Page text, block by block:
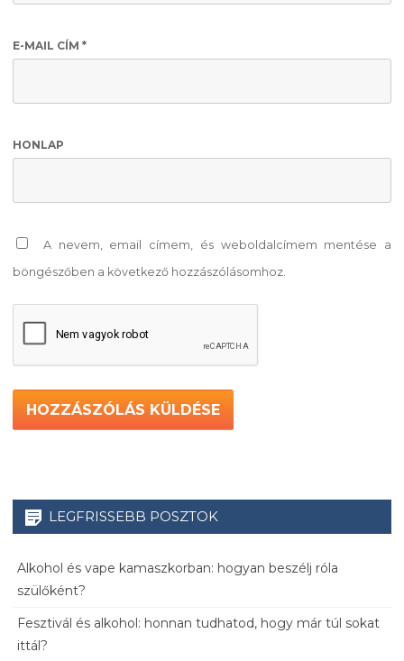
E-MAIL CÍM *
HONLAP
A nevem, email címem, és weboldalcímem mentése a
böngészőben a következő hozzászólásomhoz.
LEGFRISSEBB POSZTOK
Alkohol és vape kamaszkorban: hogyan beszélj róla
szülőként?
Fesztivál és alkohol: honnan tudhatod, hogy már túl sokat
ittál?